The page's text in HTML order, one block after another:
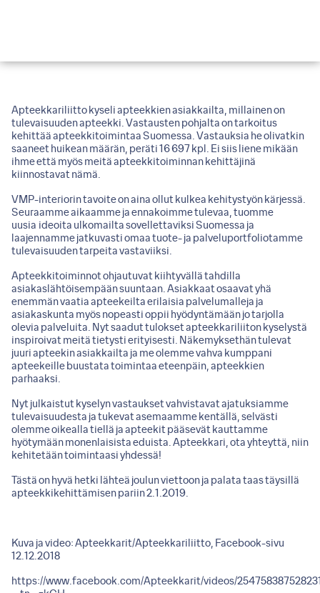
Apteekkariliitto kyseli apteekkien asiakkailta, millainen on
tulevaisuuden apteekki. Vastausten pohjalta on tarkoitus
kehittää apteekkitoimintaa Suomessa. Vastauksia he olivatkin
saaneet huikean määrän, peräti 16 697 kpl. Ei siis liene mikään
ihme että myös meitä apteekkitoiminnan kehittäjinä
kiinnostavat nämä.
VMP-interiorin tavoite on aina ollut kulkea kehitystyön kärjessä.
Seuraamme aikaamme ja ennakoimme tulevaa, tuomme
uusia ideoita ulkomailta sovellettaviksi Suomessa ja
laajennamme jatkuvasti omaa tuote- ja palveluportfoliotamme
tulevaisuuden tarpeita vastaviiksi.
Apteekkitoiminnot ohjautuvat kiihtyvällä tahdilla
asiakaslähtöisempään suuntaan. Asiakkaat osaavat yhä
enemmän vaatia apteekeilta erilaisia palvelumalleja ja
asiakaskunta myös nopeasti oppii hyödyntämään jo tarjolla
olevia palveluita. Nyt saadut tulokset apteekkariliiton kyselystä
inspiroivat meitä tietysti erityisesti. Näkemyksethän tulevat
juuri apteekin asiakkailta ja me olemme vahva kumppani
apteekeille buustata toimintaa eteenpäin, apteekkien
parhaaksi.
Nyt julkaistut kyselyn vastaukset vahvistavat ajatuksiamme
tulevaisuudesta ja tukevat asemaamme kentällä, selvästi
olemme oikealla tiellä ja apteekit pääsevät kauttamme
hyötymään monenlaisista eduista. Apteekkari, ota yhteyttä, niin
kehitetään toimintaasi yhdessä!
Tästä on hyvä hetki lähteä joulun viettoon ja palata taas täysillä
apteekkikehittämisen pariin 2.1.2019.
Kuva ja video: Apteekkarit/Apteekkariliitto, Facebook-sivu
12.12.2018
https://www.facebook.com/Apteekkarit/videos/